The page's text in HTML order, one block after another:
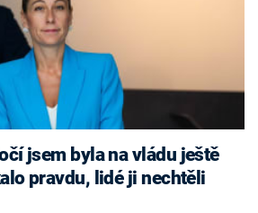
jsem byla na vládu ještě
pravdu, lidé ji nechtěli